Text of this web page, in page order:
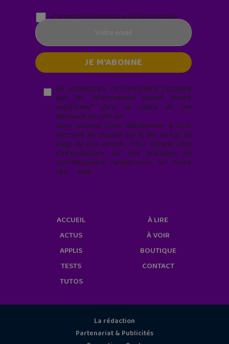
Parentalité numérique (le lundi matin)
En soumettant ce formulaire, j’accepte
que les informations saisies soient
exploitées* dans le cadre de ma
demande de contact.
Vous pouvez vous désabonner à tout
moment en cliquant sur le lien en bas de
page de nos emails. Pour obtenir plus
d'informations sur nos pratiques de
confidentialité, rendez-vous sur notre
site web
ACCUEIL
ACTUS
APPLIS
TESTS
TUTOS
À LIRE
À VOIR
BOUTIQUE
CONTACT
La rédaction
Partenariat & Publicités